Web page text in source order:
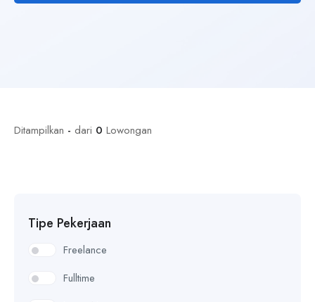
Tipe Pekerjaan
Freelance
Fulltime
Ditampilkan - dari 0 Lowongan